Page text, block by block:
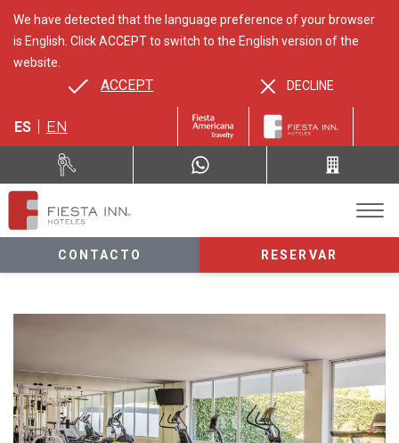
ES EN
CONTACTO RESERVAR
We have detected that the language preference of your browser
is English. Click ACCEPT to switch to the English version of the
website.
ACCEPT DECLINE